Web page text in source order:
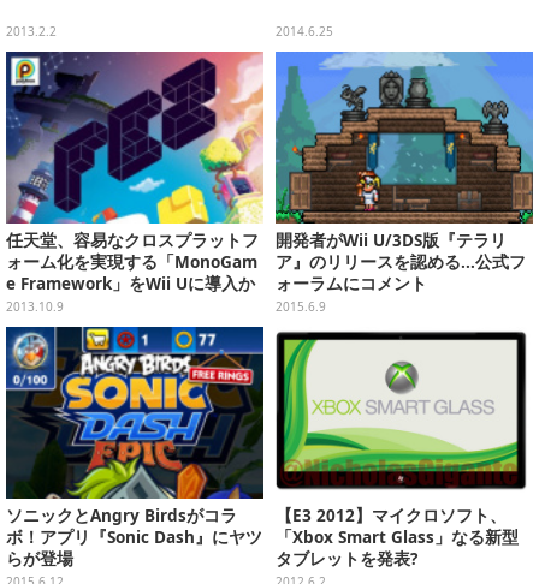
2013.2.2 2014.6.25
任天堂、容易なクロスプラットフ
ォーム化を実現する「MonoGam
e Framework」をWii Uに導入か
2013.10.9
開発者がWii U/3DS版『テラリ
ア』のリリースを認める...公式フ
ォーラムにコメント
2015.6.9
ソニックとAngry Birdsがコラ
ボ！アプリ『Sonic Dash』にヤツ
らが登場
【E3 2012】マイクロソフト、
「Xbox Smart Glass」なる新型
タブレットを発表?